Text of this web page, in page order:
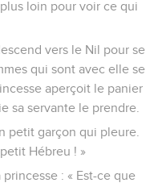
loin pour voir ce qui
vers le Nil pour se
qui sont avec elle se
aperçoit le panier
sa servante le prendre.
petit garçon qui pleure.
Hébreu ! »
: « Est-ce que